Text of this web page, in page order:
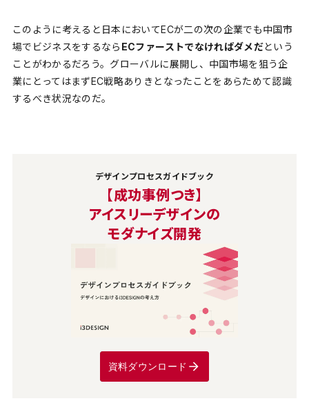
このように考えると日本においてECが二の次の企業でも中国市
場でビジネスをするなら ECファーストでなければダメだという
ことがわかるだろう。グローバルに展開し、中国市場を狙う企
業にとってはまずEC戦略ありきとなったことをあらためて認識
するべき状況なのだ。
デザインプロセスガイドブック
【成功事例つき】
アイスリーデザインの
モダナイズ開発
資料ダウンロード